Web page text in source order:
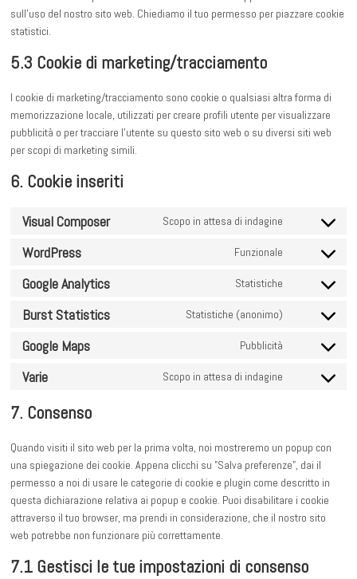
sull'uso del nostro sito web. Chiediamo il tuo permesso per piazzare cookie
statistici.
5.3 Cookie di marketing/tracciamento
I cookie di marketing/tracciamento sono cookie o qualsiasi altra forma di
memorizzazione locale, utilizzati per creare profili utente per visualizzare
pubblicità o per tracciare l'utente su questo sito web o su diversi siti web
per scopi di marketing simili.
6. Cookie inseriti
Visual Composer Scopo in attesa di indagine
Consent
visual-
WordPress Funzionale
Consent
wordpress
Google Analytics Statistiche
Consent
google-
Burst Statistics Statistiche (anonimo)
Consent
Google Maps Pubblicità
Consent
Varie Scopo in attesa di indagine
Consent
7. Consenso
Quando visiti il sito web per la prima volta, noi mostreremo un popup con
una spiegazione dei cookie. Appena clicchi su "Salva preferenze", dai il
permesso a noi di usare le categorie di cookie e plugin come descritto in
questa dichiarazione relativa ai popup e cookie. Puoi disabilitare i cookie
attraverso il tuo browser, ma prendi in considerazione, che il nostro sito
web potrebbe non funzionare più correttamente.
7.1 Gestisci le tue impostazioni di consenso